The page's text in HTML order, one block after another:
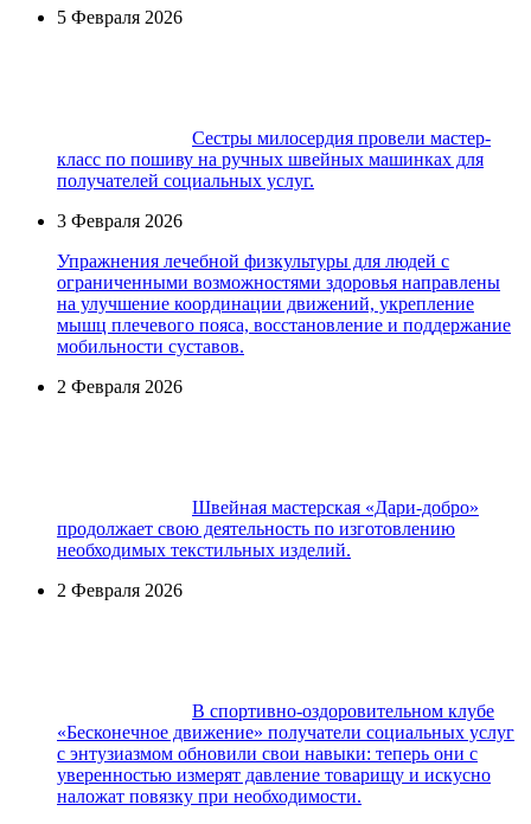
5 Февраля 2026
Сестры милосердия провели мастер-
класс по пошиву на ручных швейных машинках для
получателей социальных услуг.
3 Февраля 2026
Упражнения лечебной физкультуры для людей с
ограниченными возможностями здоровья направлены
на улучшение координации движений, укрепление
мышц плечевого пояса, восстановление и поддержание
мобильности суставов.
2 Февраля 2026
Швейная мастерская «Дари-добро»
продолжает свою деятельность по изготовлению
необходимых текстильных изделий.
2 Февраля 2026
В спортивно-оздоровительном клубе
«Бесконечное движение» получатели социальных услуг
с энтузиазмом обновили свои навыки: теперь они с
уверенностью измерят давление товарищу и искусно
наложат повязку при необходимости.